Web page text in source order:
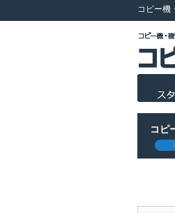
コピー機
コピ